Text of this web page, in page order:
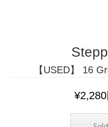
【USED】 16
¥2,280